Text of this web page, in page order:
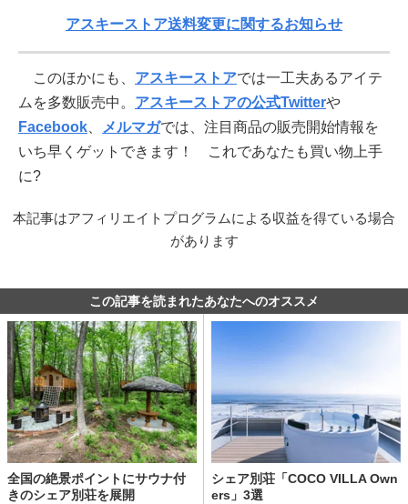
アスキーストア送料変更に関するお知らせ
このほかにも、 アスキーストアでは一工夫あるアイテ
ムを多数販売中。 アスキーストアの公式Twitterや
Facebook
メルマガでは、注目商品の販売開始情報を
いち早くゲットできます！ これであなたも買い物上手
に?
本記事はアフィリエイトプログラムによる収益を得ている場合
があります
この記事を読まれたあなたへのオススメ
全国の絶景ポイントにサウナ付
きのシェア別荘を展開
シェア別荘「COCO VILLA Own
ers」3選